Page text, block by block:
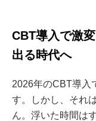
CBT導入で激
出る時代へ
2026年のCBT導入
す。しかし、それ
ん。浮いた時間は